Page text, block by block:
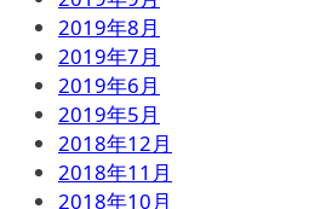
2019年8月
2019年7月
2019年6月
2019年5月
2018年12月
2018年11月
2018年10月